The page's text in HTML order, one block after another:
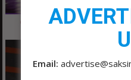
Email: